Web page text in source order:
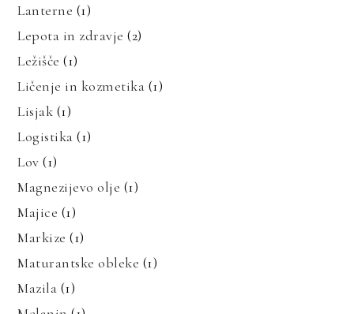
Lanterne (1)
Lepota in zdravje (2)
Ležišče (1)
Ličenje in kozmetika (1)
Lisjak (1)
Logistika (1)
Lov (1)
Magnezijevo olje (1)
Majice (1)
Markize (1)
Maturantske obleke (1)
Mazila (1)